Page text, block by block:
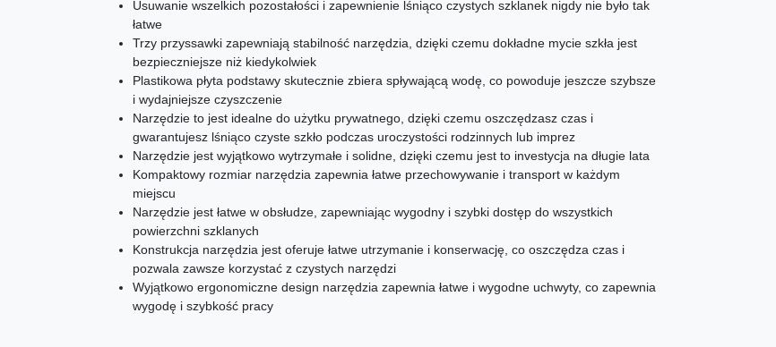
Usuwanie wszelkich pozostałości i zapewnienie lśniąco czystych szklanek nigdy nie było tak
łatwe
Trzy przyssawki zapewniają stabilność narzędzia, dzięki czemu dokładne mycie szkła jest
bezpieczniejsze niż kiedykolwiek
Plastikowa płyta podstawy skutecznie zbiera spływającą wodę, co powoduje jeszcze szybsze
i wydajniejsze czyszczenie
Narzędzie to jest idealne do użytku prywatnego, dzięki czemu oszczędzasz czas i
gwarantujesz lśniąco czyste szkło podczas uroczystości rodzinnych lub imprez
Narzędzie jest wyjątkowo wytrzymałe i solidne, dzięki czemu jest to investycja na długie lata
Kompaktowy rozmiar narzędzia zapewnia łatwe przechowywanie i transport w każdym
miejscu
Narzędzie jest łatwe w obsłudze, zapewniając wygodny i szybki dostęp do wszystkich
powierzchni szklanych
Konstrukcja narzędzia jest oferuje łatwe utrzymanie i konserwację, co oszczędza czas i
pozwala zawsze korzystać z czystych narzędzi
Wyjątkowo ergonomiczne design narzędzia zapewnia łatwe i wygodne uchwyty, co zapewnia
wygodę i szybkość pracy